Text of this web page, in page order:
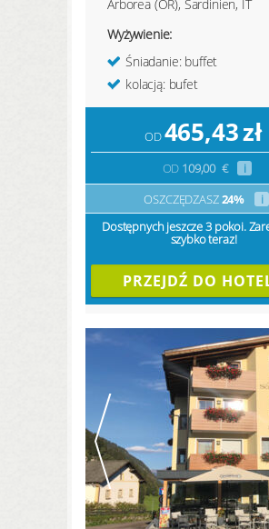
Arborea (OR), Sardinien, IT
Wyżywienie:
Śniadanie: buffet
kolacją: bufet
OD465,43zł
OD 109,00 €
i
OSZCZĘDZASZ24%
i
Dostępnych jeszcze 3 pokoi.
szybko teraz!
PRZEJDŹ DO